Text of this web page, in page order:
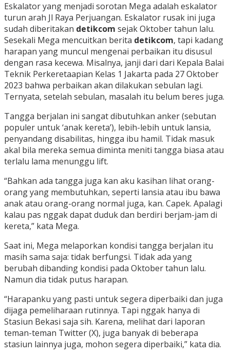
Eskalator yang menjadi sorotan Mega adalah eskalator
turun arah Jl Raya Perjuangan. Eskalator rusak ini juga
sudah diberitakan detikcom sejak Oktober tahun lalu.
Sesekali Mega mencuitkan berita detikcom, tapi kadang
harapan yang muncul mengenai perbaikan itu disusul
dengan rasa kecewa. Misalnya, janji dari dari Kepala Balai
Teknik Perkeretaapian Kelas 1 Jakarta pada 27 Oktober
2023 bahwa perbaikan akan dilakukan sebulan lagi.
Ternyata, setelah sebulan, masalah itu belum beres juga.
Tangga berjalan ini sangat dibutuhkan anker (sebutan
populer untuk ‘anak kereta’), lebih-lebih untuk lansia,
penyandang disabilitas, hingga ibu hamil. Tidak masuk
akal bila mereka semua diminta meniti tangga biasa atau
terlalu lama menunggu lift.
“Bahkan ada tangga juga kan aku kasihan lihat orang-
orang yang membutuhkan, seperti lansia atau ibu bawa
anak atau orang-orang normal juga, kan. Capek. Apalagi
kalau pas nggak dapat duduk dan berdiri berjam-jam di
kereta,” kata Mega.
Saat ini, Mega melaporkan kondisi tangga berjalan itu
masih sama saja: tidak berfungsi. Tidak ada yang
berubah dibanding kondisi pada Oktober tahun lalu.
Namun dia tidak putus harapan.
“Harapanku yang pasti untuk segera diperbaiki dan juga
dijaga pemeliharaan rutinnya. Tapi nggak hanya di
Stasiun Bekasi saja sih. Karena, melihat dari laporan
teman-teman Twitter (X), juga banyak di beberapa
stasiun lainnya juga, mohon segera diperbaiki,” kata dia.